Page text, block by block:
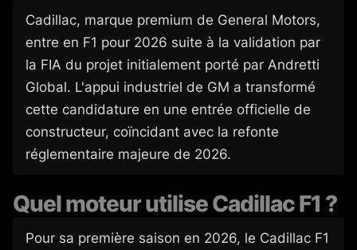
Cadillac, marque premium de General Motors,
entre en F1 pour 2026 suite à la validation par
la FIA du projet initialement porté par Andretti
Global. L'appui industriel de GM a transformé
cette candidature en une entrée officielle de
constructeur, coïncidant avec la refonte
réglementaire majeure de 2026.
Quel moteur utilise Cadillac F1 ?
Pour sa première saison en 2026, le Cadillac F1